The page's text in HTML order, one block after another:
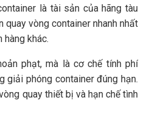
là tài sản của hãng tàu
vòng container nhanh nhất
hàng khác.
phạt, mà là cơ chế tính phí
giải phóng container đúng hạn.
quay thiết bị và hạn chế tình